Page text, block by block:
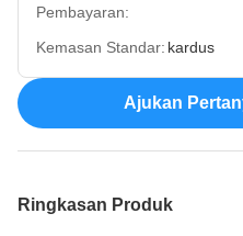
Pembayaran:
Kemasan Standar: kardus
Ajukan
Ringkasan Produk